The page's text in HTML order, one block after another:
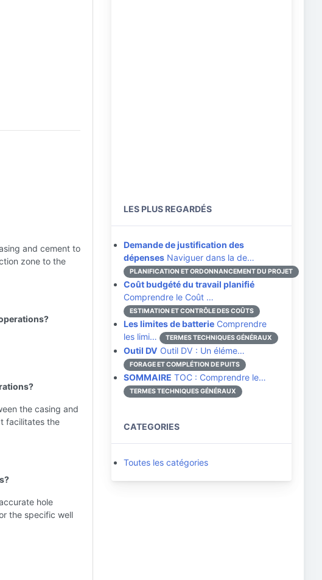
and cement to
zone to the
the casing and
facilitates the
hole
the specific well
LES PLUS REGARDÉS
Demande de justification des
dépenses Naviguer dans la de…
PLANIFICATION ET ORDONNANCEMENT DU PROJET
Coût budgété du travail planifié
Comprendre le Coût …
ESTIMATION ET CONTRÔLE DES COÛTS
Les limites de batterie Comprendre
les limi…
TERMES TECHNIQUES GÉNÉRAUX
Outil DV Outil DV : Un éléme…
FORAGE ET COMPLÉTION DE PUITS
SOMMAIRE TOC : Comprendre le…
TERMES TECHNIQUES GÉNÉRAUX
CATEGORIES
Toutes les catégories